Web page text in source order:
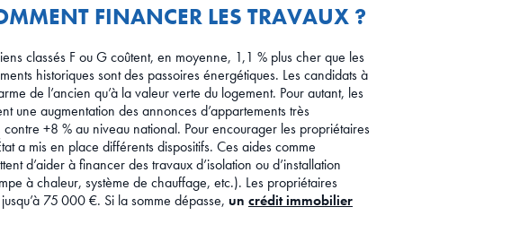
FINANCER LES TRAVAUX ?
classés F ou G coûtent, en moyenne, 1,1 % plus cher que les
historiques sont des passoires énergétiques. Les candidats à
de l’ancien qu’à la valeur verte du logement. Pour autant, les
une augmentation des annonces d’appartements très
+8 % au niveau national. Pour encourager les propriétaires
a mis en place différents dispositifs. Ces aides comme
d’aider à financer des travaux d’isolation ou d’installation
à chaleur, système de chauffage, etc.). Les propriétaires
75 000 €. Si la somme dépasse, un crédit immobilier